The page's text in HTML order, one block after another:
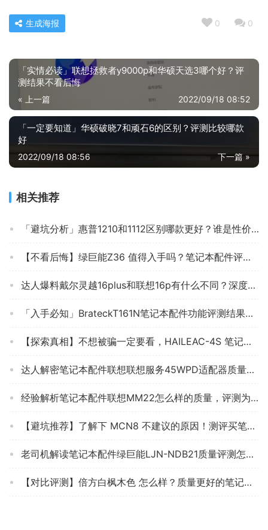
0 0
生成海报
「实情必读」联想拯救者y9000p和华硕天选3哪个好？评
测结果不看后悔
« 上一篇 2022/09/18 08:52
「一定要知道」华硕破晓7和顽石6的区别？评测比较哪款
好
下一篇 »
2022/09/18 08:56
相关推荐
「避坑分析」惠普1210和1112区别哪款更好？谁是性价比之王
【不看后悔】绿巨能Z36 值得入手吗？笔记本配件评测怎么样，分析质量好不好？
达人爆料戴尔灵越16plus和联想16p有什么不同？深度剖析功能区别
「入手必知」BrateckT161N笔记本配件功能评测结果，看看买家怎么样评价的
【探索真相】不想被骗一定要看，HAILEAC-4S 笔记本配件 质量测评大曝光！怎么样？
达人解密笔记本配件联想联想服务45WPD适配器质量评测怎么样好不好用？
经验解析笔记本配件联想MM22怎么样的质量，评测为什么这样？
【避坑推荐】了解下 MCN8 不建议的原因！测评买笔记本配件怎么样看质量！
老司机解读笔记本配件绿巨能LJN-NDB21质量评测怎么样好不好用？
【对比评测】倍方白枫木色 怎么样？质量更好的笔记本配件需要了解哪些细节！